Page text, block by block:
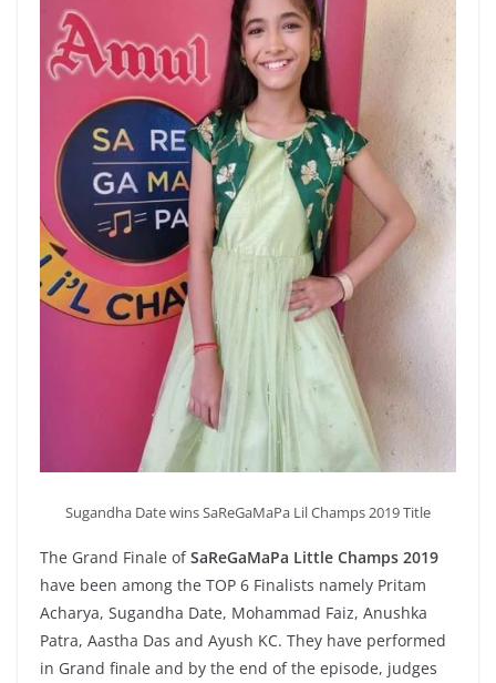
Sugandha Date wins SaReGaMaPa Lil Champs 2019 Title
The Grand Finale ofSaReGaMaPa Little Champs 2019
have been among the TOP 6 Finalists namely Pritam
Acharya, Sugandha Date, Mohammad Faiz, Anushka
Patra, Aastha Das and Ayush KC. They have performed
in Grand finale and by the end of the episode, judges